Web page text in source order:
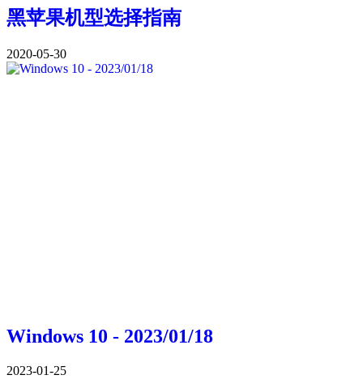
黑苹果机型选择指南
2020-05-30
Windows 10 - 2023/01/18
2023-01-25